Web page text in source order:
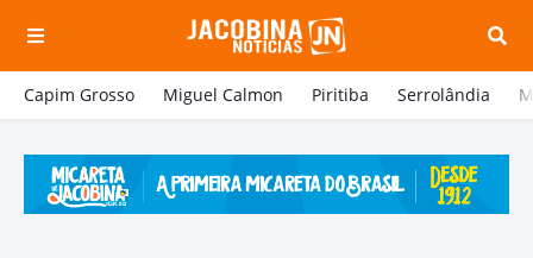
Capim Grosso Miguel Calmon Piritiba Serrolândia